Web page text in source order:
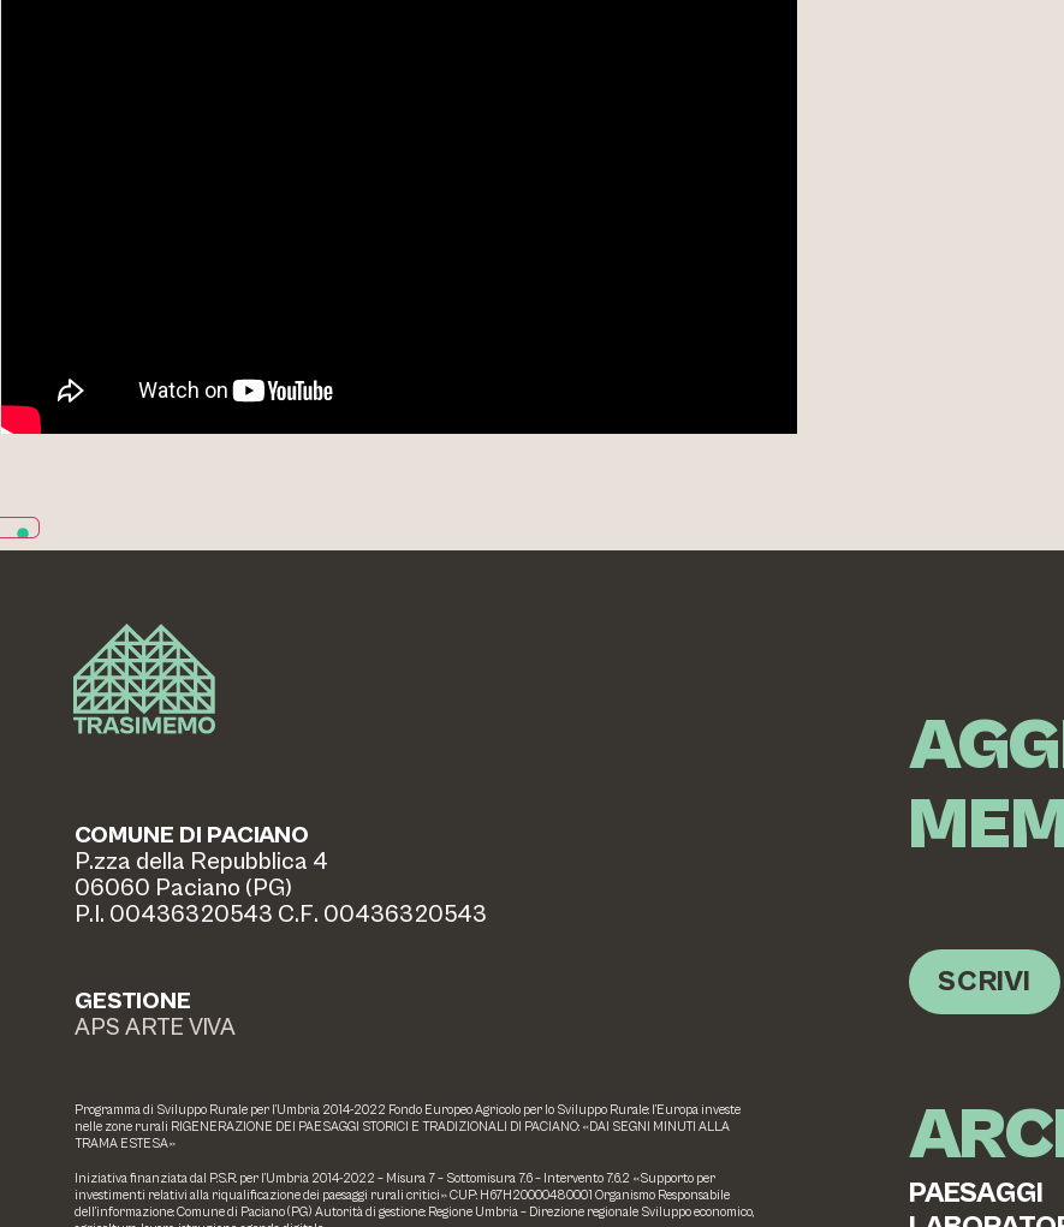
COMUNE DI PACIANO
P.zza della Repubblica 4
06060 Paciano (PG)
P.I. 00436320543 C.F. 00436320543
GESTIONE
APS ARTE VIVA
Programma di Sviluppo Rurale per l’Umbria 2014-2022 Fondo Europeo Agricolo per lo Sviluppo Rurale: l’Europa investe
nelle zone rurali RIGENERAZIONE DEI PAESAGGI STORICI E TRADIZIONALI DI PACIANO: «DAI SEGNI MINUTI ALLA
TRAMA ESTESA»
Iniziativa finanziata dal P.S.R. per l’Umbria 2014-2022 – Misura 7 – Sottomisura 7.6 – Intervento 7.6.2 «Supporto per
investimenti relativi alla riqualificazione dei paesaggi rurali critici» CUP: H67H20000480001 Organismo Responsabile
dell’informazione: Comune di Paciano (PG) Autorità di gestione: Regione Umbria – Direzione regionale Sviluppo economico,
SCRIVI
PAESAGGI